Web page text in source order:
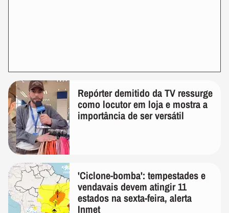
Repórter demitido da TV ressurge
como locutor em loja e mostra a
importância de ser versátil
'Ciclone-bomba': tempestades e
vendavais devem atingir 11
estados na sexta-feira, alerta
Inmet